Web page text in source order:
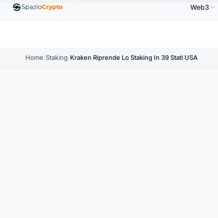
ETH1.880,58 USD BNBBNB
Web3
Home/Staking/Kraken Riprende Lo Staking In 39 Stati USA